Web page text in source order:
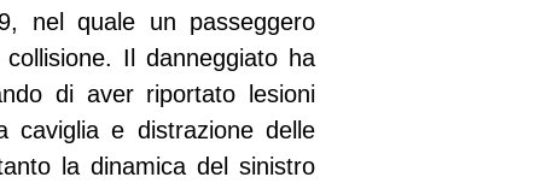
nel quale un passeggero
Il danneggiato ha
di aver riportato lesioni
caviglia e distrazione delle
la dinamica del sinistro